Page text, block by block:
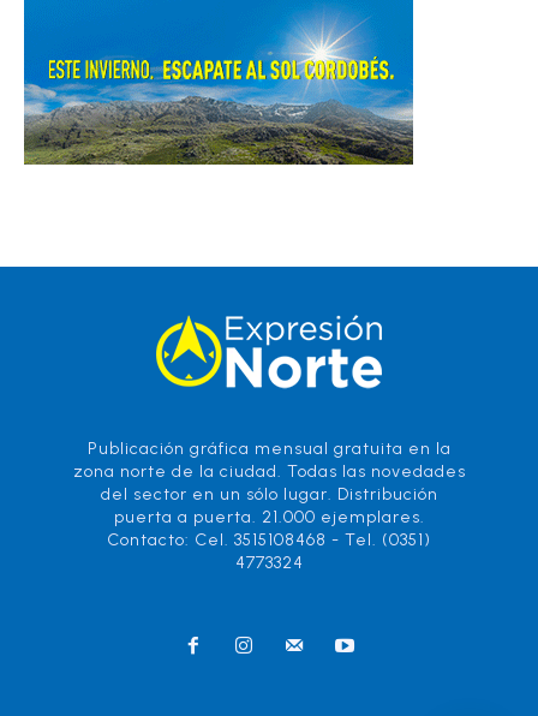
Publicación gráfica mensual gratuita en la
zona norte de la ciudad. Todas las novedades
del sector en un sólo lugar. Distribución
puerta a puerta. 21.000 ejemplares.
Contacto: Cel. 3515108468 - Tel. (0351)
4773324